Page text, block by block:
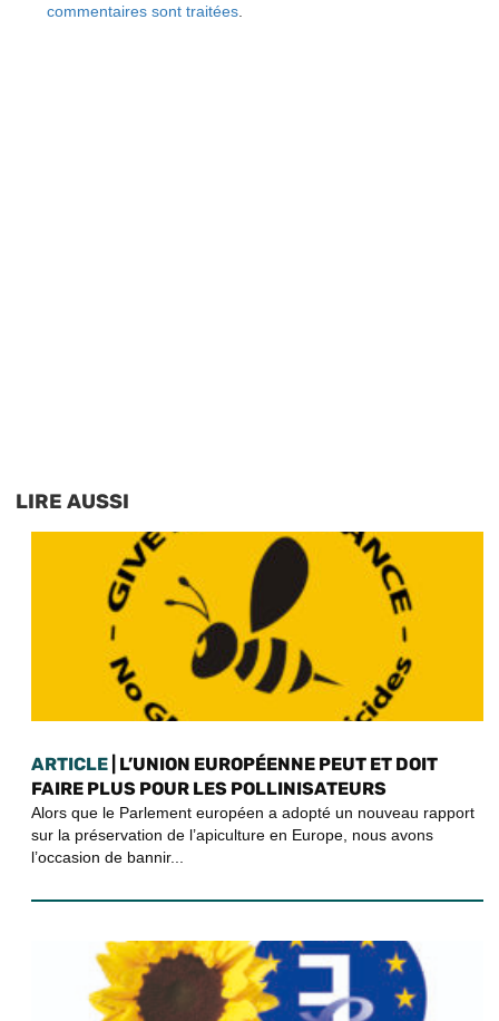
commentaires sont traitées
LIRE AUSSI
ARTICLE | L’UNION EUROPÉENNE PEUT ET DOIT
FAIRE PLUS POUR LES POLLINISATEURS
Alors que le Parlement européen a adopté un nouveau rapport
sur la préservation de l’apiculture en Europe, nous avons
l’occasion de bannir...